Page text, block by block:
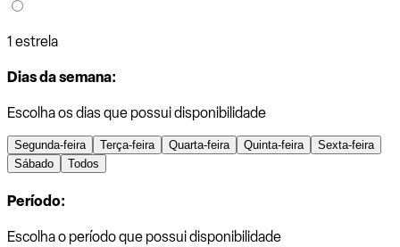
1 estrela
Dias da semana:
Escolha os dias que possui disponibilidade
Segunda-feira Terça-feira Quarta-feira Quinta-feira
Sexta-feira
Sábado
Todos
Período:
Escolha o período que possui disponibilidade